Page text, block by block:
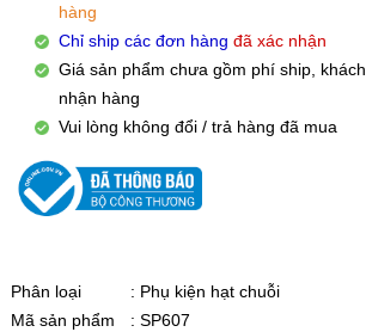
hàng
Chỉ ship các đơn hàng đã xác nhận
Giá sản phẩm chưa gồm phí ship,
nhận hàng
Vui lòng không đổi / trả hàng đã mua
Phân loại
: Phụ kiện hạt chuỗi
Mã sản phẩm
: SP607